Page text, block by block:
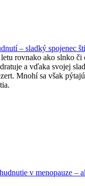
– sladký spojenec
rovnako ako slnko či
a vďaka svojej
Mnohí sa však
v menopauze –